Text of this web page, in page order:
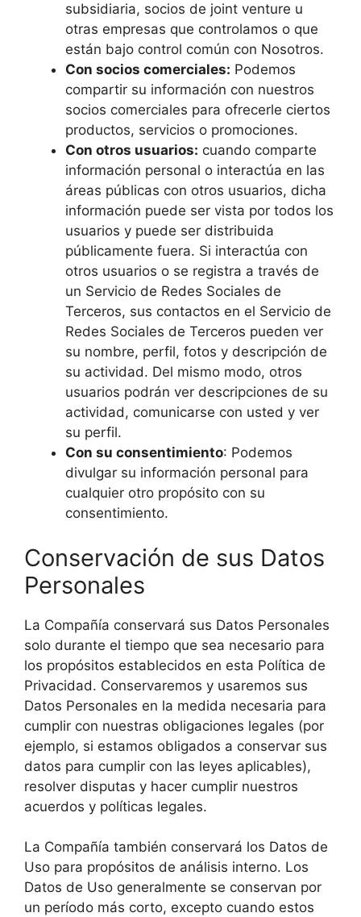
subsidiaria, socios de joint venture u
otras empresas que controlamos o que
están bajo control común con Nosotros.
Con socios comerciales: Podemos
compartir su información con nuestros
socios comerciales para ofrecerle ciertos
productos, servicios o promociones.
Con otros usuarios: cuando comparte
información personal o interactúa en las
áreas públicas con otros usuarios, dicha
información puede ser vista por todos los
usuarios y puede ser distribuida
públicamente fuera. Si interactúa con
otros usuarios o se registra a través de
un Servicio de Redes Sociales de
Terceros, sus contactos en el Servicio de
Redes Sociales de Terceros pueden ver
su nombre, perfil, fotos y descripción de
su actividad. Del mismo modo, otros
usuarios podrán ver descripciones de su
actividad, comunicarse con usted y ver
su perfil.
Con su consentimiento: Podemos
divulgar su información personal para
cualquier otro propósito con su
consentimiento.
Conservación de sus Datos
Personales
La Compañía conservará sus Datos Personales
solo durante el tiempo que sea necesario para
los propósitos establecidos en esta Política de
Privacidad. Conservaremos y usaremos sus
Datos Personales en la medida necesaria para
cumplir con nuestras obligaciones legales (por
ejemplo, si estamos obligados a conservar sus
datos para cumplir con las leyes aplicables),
resolver disputas y hacer cumplir nuestros
acuerdos y políticas legales.
La Compañía también conservará los Datos de
Uso para propósitos de análisis interno. Los
Datos de Uso generalmente se conservan por
un período más corto, excepto cuando estos